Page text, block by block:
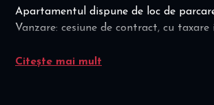
Apartamentul dispune de loc de
Vanzare: cesiune de contract, cu
Apartament 3 camere zona Herastrau
Citește mai mult